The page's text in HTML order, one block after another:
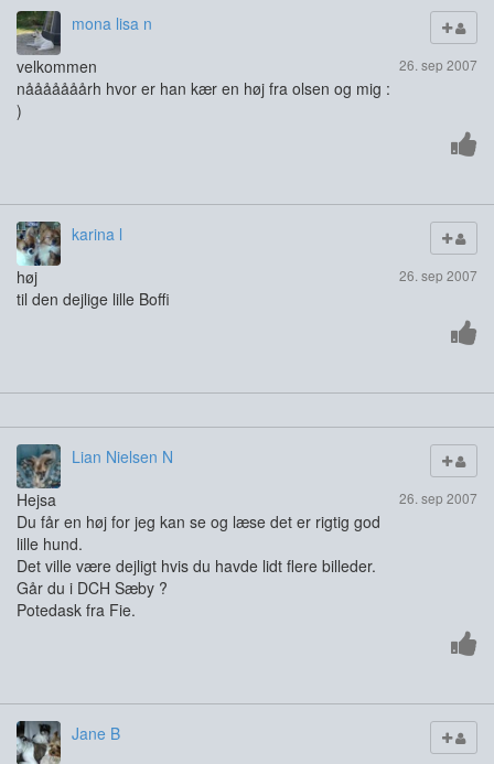
mona lisa n
26. sep 2007
velkommen
nååååååårh hvor er han kær en høj fra olsen og mig :
)
karina l
26. sep 2007
høj
til den dejlige lille Boffi
Lian Nielsen N
26. sep 2007
Hejsa
Du får en høj for jeg kan se og læse det er rigtig god
lille hund.
Det ville være dejligt hvis du havde lidt flere billeder.
Går du i DCH Sæby ?
Potedask fra Fie.
Jane B